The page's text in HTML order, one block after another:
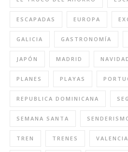
ESCAPADAS EUROPA
GALICIA GASTRONOMÍA
JAPÓN MADRID
PLANES PLAYAS
REPUBLICA DOMINICANA
SEMANA SANTA
TREN TRENES VALENCIA